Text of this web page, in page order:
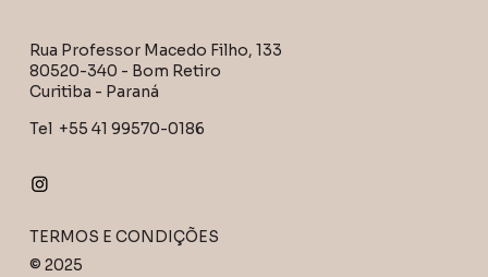
Rua Professor Macedo Filho, 133
80520-340 - Bom Retiro
Curitiba - Paraná
Tel +55 41 99570-0186
TERMOS E CONDIÇÕES
© 2025